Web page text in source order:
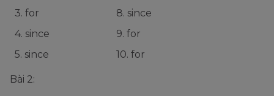
3. for
4. since
5. since
8. since
9. for
10. for
Bài 2: